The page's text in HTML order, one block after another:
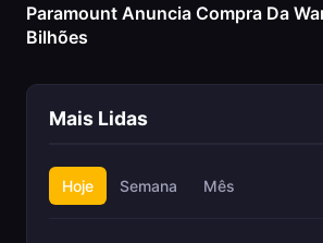
Paramount Anuncia Compra Da
Bilhões
Mais Lidas
Hoje Semana Mês